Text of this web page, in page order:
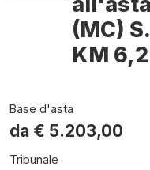
(MC)
KM 6,2
Base d'asta
da € 5.203,00
Tribunale